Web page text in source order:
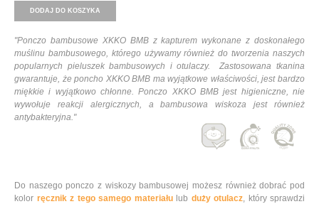
DODAJ DO KOSZYKA
"Ponczo bambusowe XKKO BMB z kapturem wykonane z doskonałego
muślinu bambusowego, którego używamy również do tworzenia naszych
popularnych pieluszek bambusowych i otulaczy.Zastosowana tkanina
gwarantuje, że poncho XKKO BMB ma wyjątkowe właściwości, jest bardzo
miękkie i wyjątkowo chłonne. Ponczo XKKO BMB jest higieniczne, nie
wywołuje reakcji alergicznych, a bambusowa wiskoza jest również
antybakteryjna."
Do naszego ponczo z wiskozy bambusowej możesz również dobrać pod
kolor ręcznik z tego samego materiałulub duży otulacz, który sprawdzi